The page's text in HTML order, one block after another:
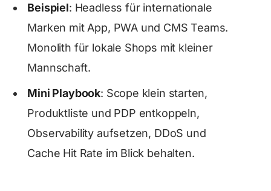
Beispiel: Headless für internationale
Marken mit App, PWA und CMS Teams.
Monolith für lokale Shops mit kleiner
Mannschaft.
Mini Playbook: Scope klein starten,
Produktliste und PDP entkoppeln,
Observability aufsetzen, DDoS und
Cache Hit Rate im Blick behalten.